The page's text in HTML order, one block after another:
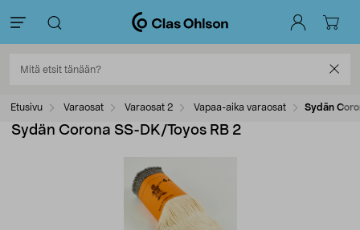
Etusivu Varaosat Varaosat 2 Vapaa-aika varaosat Sydän
Sydän Corona SS-DK/Toyos RB 2